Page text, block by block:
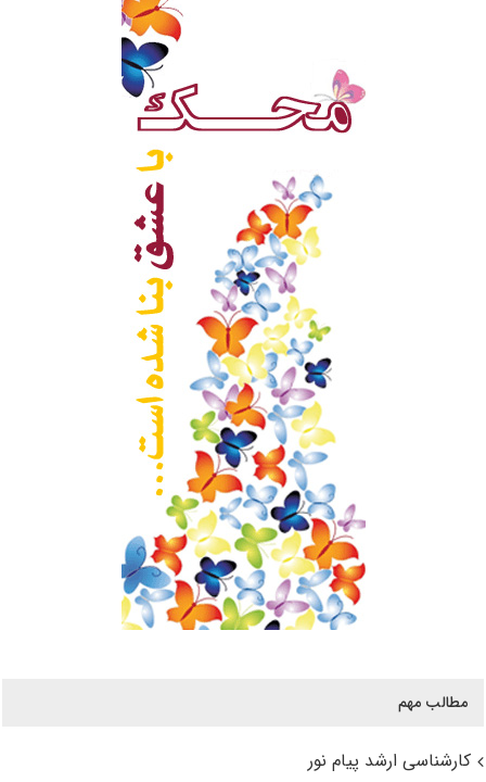
مطالب مهم
کارشناسی ارشد پیام نور